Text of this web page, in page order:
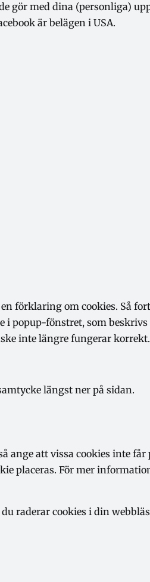
gör med dina (personliga)
är belägen i USA.
förklaring om cookies. Så
popup-fönstret, som
inte längre fungerar korrekt.
längst ner på sidan.
ange att vissa cookies inte
placeras. För mer
raderar cookies i din